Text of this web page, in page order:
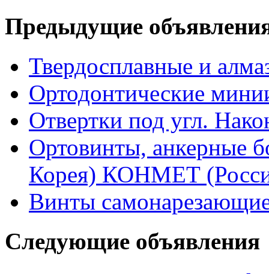
Предыдущие
Твердосплавные и
Ортодонтические
Отвертки под угл.
Ортовинты,
Корея) КОНМЕТ
Винты
Следующие объявления